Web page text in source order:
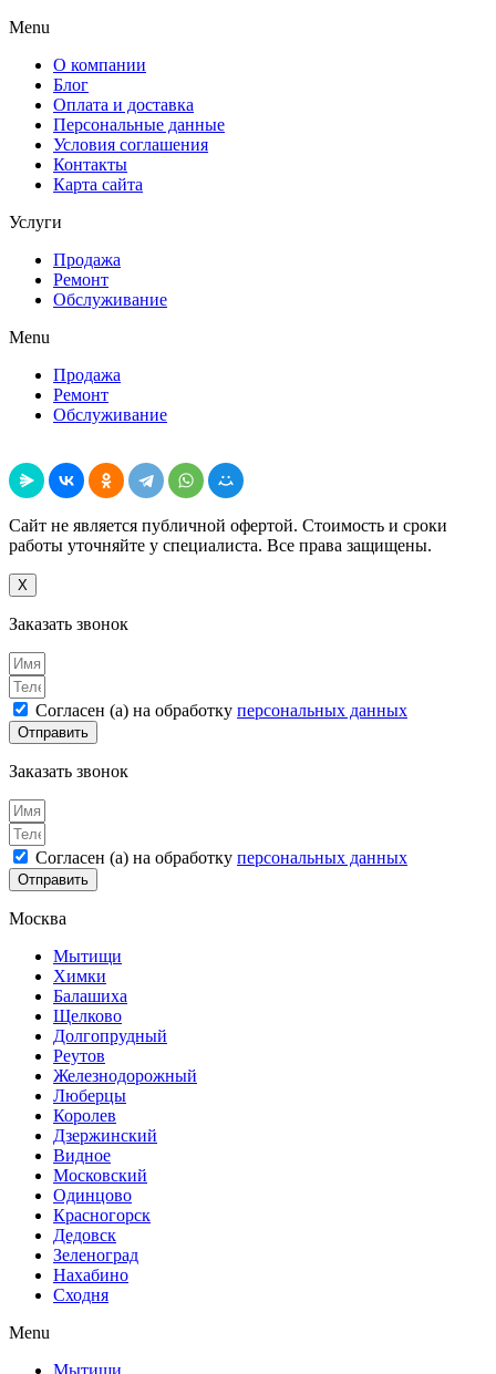
Menu
О компании
Блог
Оплата и доставка
Персональные данные
Условия соглашения
Контакты
Карта сайта
Услуги
Продажа
Ремонт
Обслуживание
Menu
Продажа
Ремонт
Обслуживание
Сайт не является публичной офертой. Стоимость и сроки
работы уточняйте у специалиста. Все права защищены.
X
Заказать звонок
Согласен (а) на обработку персональных данных
Отправить
Заказать звонок
Согласен (а) на обработку персональных данных
Отправить
Москва
Мытищи
Химки
Балашиха
Щелково
Долгопрудный
Реутов
Железнодорожный
Люберцы
Королев
Дзержинский
Видное
Московский
Одинцово
Красногорск
Дедовск
Зеленоград
Нахабино
Сходня
Menu
Мытищи